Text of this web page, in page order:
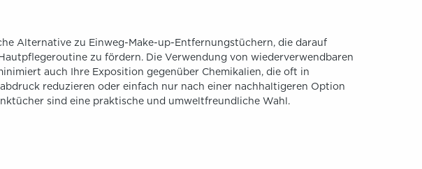
Alternative zu Einweg-Make-up-Entfernungstüchern, die darauf
zu fördern. Die Verwendung von wiederverwendbaren
auch Ihre Exposition gegenüber Chemikalien, die oft in
reduzieren oder einfach nur nach einer nachhaltigeren Option
sind eine praktische und umweltfreundliche Wahl.